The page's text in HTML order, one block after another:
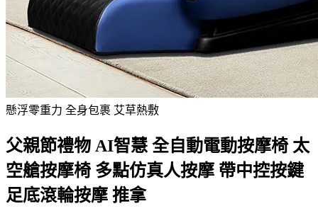
懸浮零重力 全身包裹 艾草熱敷
父親節禮物 AI智慧 全自動電動按摩椅 太
空艙按摩椅 多點仿真人按摩 帶中控按鍵
足底滾輪按摩 推拿